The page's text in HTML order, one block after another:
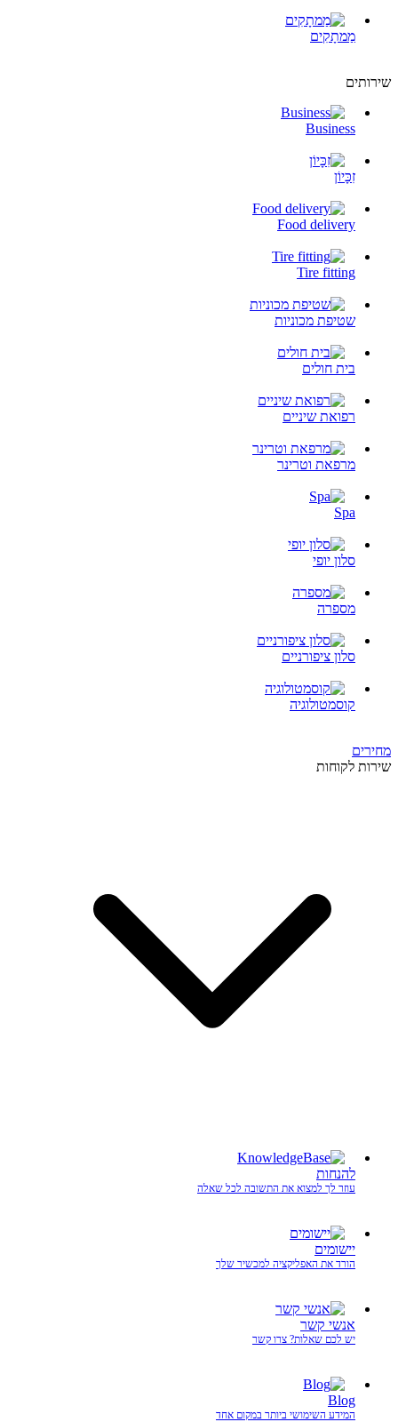
מַמתָקִים
שירותים
Business
זִכָּיוֹן
Food delivery
Tire fitting
שטיפת מכוניות
בית חולים
רפואת שיניים
מרפאת וטרינר
Spa
סלון יופי
מספרה
סלון ציפורניים
קוסמטולוגיה
מחירים
שירות לקוחות
להנחות
עוזר לך למצוא את התשובה לכל שאלה
יישומים
הורד את האפליקציה למכשיר שלך
אנשי קשר
יש לכם שאלות? צרו קשר
Blog
המידע השימושי ביותר במקום אחד